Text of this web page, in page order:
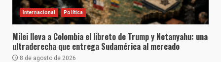
Internacional Política
Milei lleva a Colombia el libreto de Trump y Netanyahu: una
ultraderecha que entrega Sudamérica al mercado
8 de agosto de 2026